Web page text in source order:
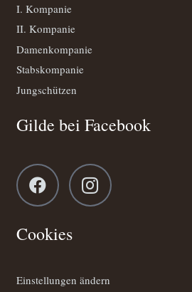
I. Kompanie
II. Kompanie
Damenkompanie
Stabskompanie
Jungschützen
Gilde bei Facebook
Cookies
Einstellungen ändern